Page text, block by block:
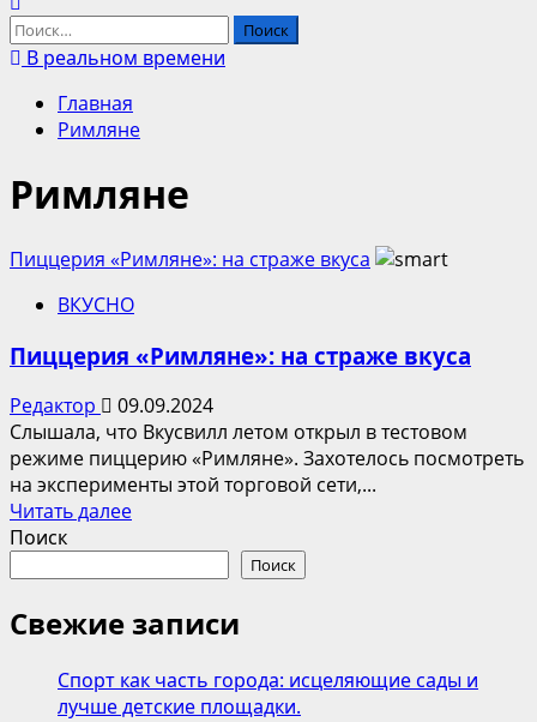
Найти:
В реальном времени
Главная
Римляне
Римляне
Пиццерия «Римляне»: на страже вкуса
ВКУСНО
Пиццерия «Римляне»: на страже вкуса
Редактор
09.09.2024
Слышала, что Вкусвилл летом открыл в тестовом
режиме пиццерию «Римляне». Захотелось посмотреть
на эксперименты этой торговой сети,...
Читать далееПрочитать
«Римляне»:
на
вкуса
Поиск
Поиск
Свежие записи
Спорт как часть города: исцеляющие сады и
лучше детские площадки.